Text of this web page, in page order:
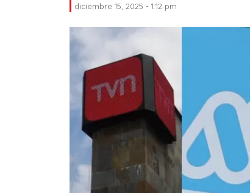
diciembre 15, 2025 - 1:12 pm